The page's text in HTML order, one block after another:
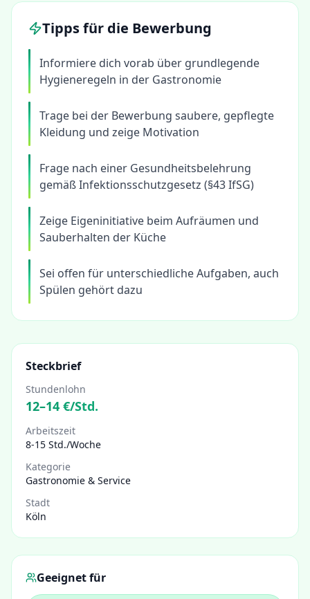
Tipps für die Bewerbung
Informiere dich vorab über grundlegende
Hygieneregeln in der Gastronomie
Trage bei der Bewerbung saubere, gepflegte
Kleidung und zeige Motivation
Frage nach einer Gesundheitsbelehrung
gemäß Infektionsschutzgesetz (§43 IfSG)
Zeige Eigeninitiative beim Aufräumen und
Sauberhalten der Küche
Sei offen für unterschiedliche Aufgaben, auch
Spülen gehört dazu
Steckbrief
Stundenlohn
12–14 €/Std.
Arbeitszeit
8-15 Std./Woche
Kategorie
Gastronomie & Service
Stadt
Köln
Geeignet für